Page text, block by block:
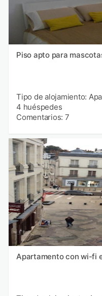
Piso apto para
Tipo de alojamiento:
4 huéspedes
Comentarios: 7
Apartamento con wi-fi